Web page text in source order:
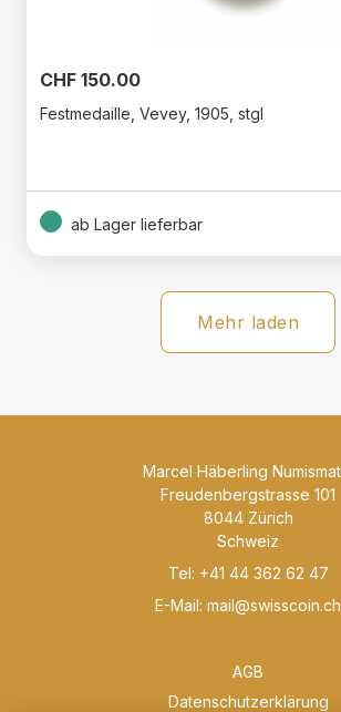
CHF 150.00
Festmedaille, Vevey, 1905, stgl
ab Lager lieferbar
Mehr laden
Marcel Häberling
Freudenbergstrasse 101
8044 Zürich
Schweiz
Tel: +41 44 362 62 47
E-Mail: mail@swisscoin.ch
AGB
Datenschutzerklärung